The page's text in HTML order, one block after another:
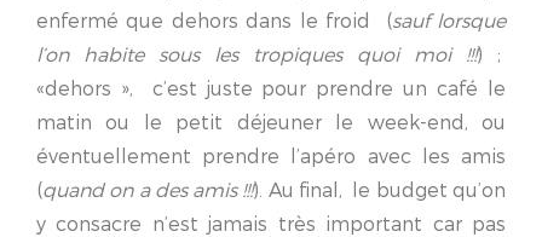
enfermé que dehors dans le froid (sauf lorsque
l’on habite sous les tropiques quoi moi !!!) ;
«dehors », c’est juste pour prendre un café le
matin ou le petit déjeuner le week-end, ou
éventuellement prendre l’apéro avec les amis
(quand on a des amis !!!). Au final, le budget qu’on
y consacre n’est jamais très important car pas